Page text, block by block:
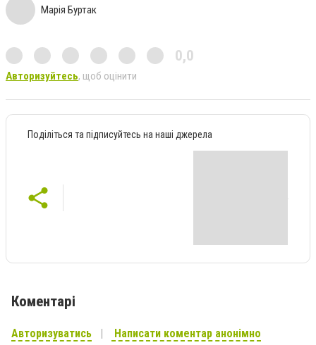
Марія Буртак
0,0
Авторизуйтесь, щоб оцінити
Поділіться та підписуйтесь на наші джерела
Коментарі
Авторизуватись Написати коментар анонімно